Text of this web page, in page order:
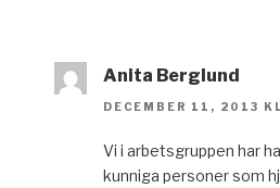
Anita Berglund
DECEMBER 11, 2013
Vi i arbetsgruppen har
kunniga personer som